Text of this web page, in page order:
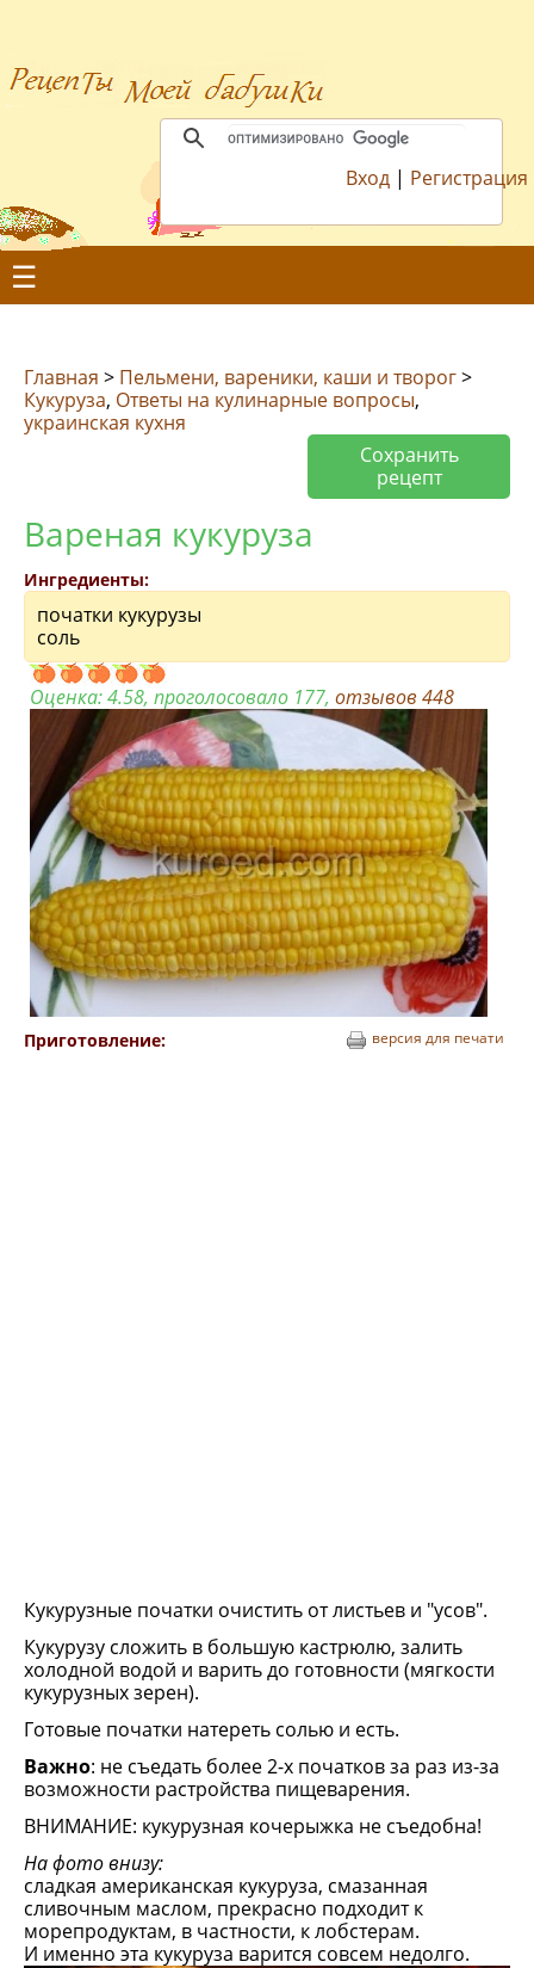
Вход | Регистрация
☰
Главная > Пельмени, вареники, каши и творог>
Кукуруза, Ответы на кулинарные вопросы,
украинская кухня
Сохранить
рецепт
Вареная кукуруза
Ингредиенты:
початки кукурузы
соль
Оценка:4.58, проголосовало 177, отзывов 448
Приготовление: версия для печати
Кукурузные початки очистить от листьев и "усов".
Кукурузу сложить в большую кастрюлю, залить
холодной водой и варить до готовности (мягкости
кукурузных зерен).
Готовые початки натереть солью и есть.
Важно: не съедать более 2-х початков за раз из-за
возможности растройства пищеварения.
ВНИМАНИЕ: кукурузная кочерыжка не съедобна!
На фото внизу:
сладкая американская кукуруза, смазанная
сливочным маслом, прекрасно подходит к
морепродуктам, в частности, к лобстерам.
И именно эта кукуруза варится совсем недолго.